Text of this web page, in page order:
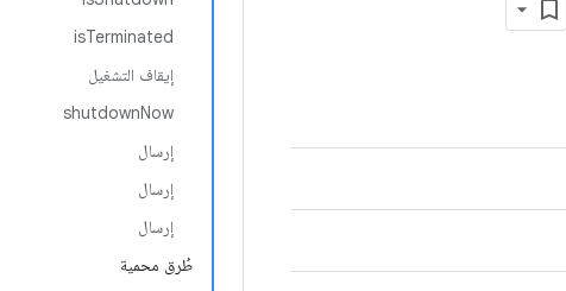
isTerminated
إيقاف التشغيل
shutdownNow
إرسال
إرسال
إرسال
طُرق محمية